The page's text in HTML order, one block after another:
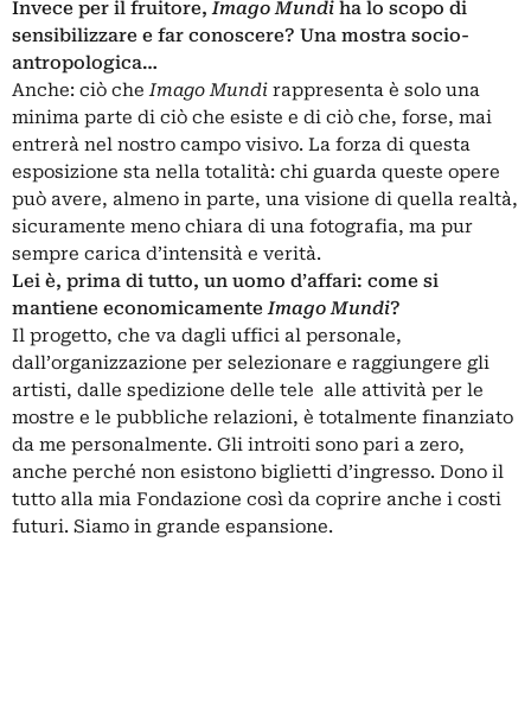
Invece per il fruitore,Imago Mundi ha lo scopo di
sensibilizzare e far conoscere? Una mostra socio-
antropologica…
Anche: ciò cheImago Mundi rappresenta è solo una
minima parte di ciò che esiste e di ciò che, forse, mai
entrerà nel nostro campo visivo. La forza di questa
esposizione sta nella totalità: chi guarda queste opere
può avere, almeno in parte, una visione di quella realtà,
sicuramente meno chiara di una fotografia, ma pur
sempre carica d’intensità e verità.
Lei è, prima di tutto, un uomo d’affari: come si
mantiene economicamenteImago Mundi?
Il progetto, che va dagli uffici al personale,
dall’organizzazione per selezionare e raggiungere gli
artisti, dalle spedizione delle tele alle attività per le
mostre e le pubbliche relazioni, è totalmente finanziato
da me personalmente. Gli introiti sono pari a zero,
anche perché non esistono biglietti d’ingresso. Dono il
tutto alla mia Fondazione così da coprire anche i costi
futuri. Siamo in grande espansione.